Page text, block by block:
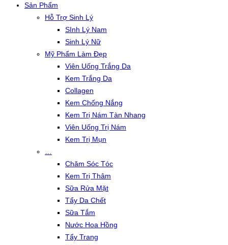
Sản Phẩm
Hỗ Trợ Sinh Lý
SInh Lý Nam
Sinh Lý Nữ
Mỹ Phẩm Làm Đẹp
Viên Uống Trắng Da
Kem Trắng Da
Collagen
Kem Chống Nắng
Kem Trị Nám Tàn Nhang
Viên Uống Trị Nám
Kem Trị Mụn
Chăm Sóc Tóc
Kem Trị Thâm
Sữa Rửa Mặt
Tẩy Da Chết
Sữa Tắm
Nước Hoa Hồng
Tẩy Trang